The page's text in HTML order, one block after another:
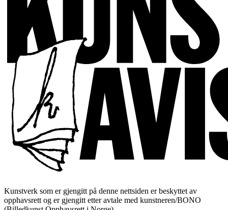
Kunstverk som er gjengitt på denne nettsiden er beskyttet av
opphavsrett og er gjengitt etter avtale med kunstneren/BONO